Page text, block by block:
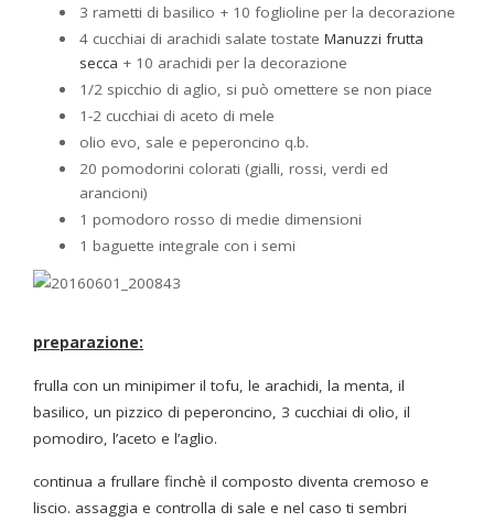
3 rametti di basilico + 10 foglioline per la decorazione
4 cucchiai di arachidi salate tostate Manuzzi frutta
secca + 10 arachidi per la decorazione
1/2 spicchio di aglio, si può omettere se non piace
1-2 cucchiai di aceto di mele
olio evo, sale e peperoncino q.b.
20 pomodorini colorati (gialli, rossi, verdi ed
arancioni)
1 pomodoro rosso di medie dimensioni
1 baguette integrale con i semi
preparazione:
frulla con un minipimer il tofu, le arachidi, la menta, il
basilico, un pizzico di peperoncino, 3 cucchiai di olio, il
pomodiro, l’aceto e l’aglio.
continua a frullare finchè il composto diventa cremoso e
liscio. assaggia e controlla di sale e nel caso ti sembri